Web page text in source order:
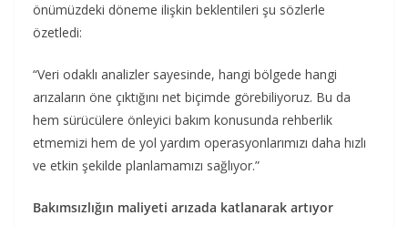
önümüzdeki döneme ilişkin beklentileri şu sözlerle
özetledi:
“Veri odaklı analizler sayesinde, hangi bölgede hangi
arızaların öne çıktığını net biçimde görebiliyoruz. Bu da
hem sürücülere önleyici bakım konusunda rehberlik
etmemizi hem de yol yardım operasyonlarımızı daha hızlı
ve etkin şekilde planlamamızı sağlıyor.”
Bakımsızlığın maliyeti arızada katlanarak artıyor